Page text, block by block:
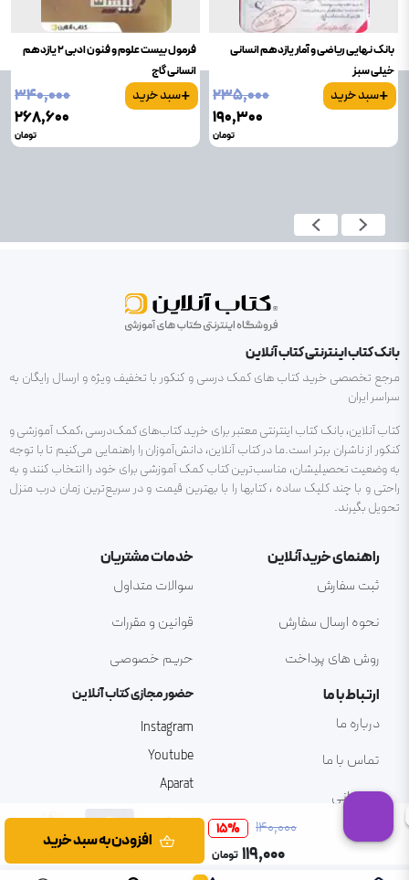
۱۴۰٬۰۰۰ 15%
۱۱۹٬۰۰۰ تومان
افزودن به سبد خرید
بانک نهایی ریاضی و آمار یازدهم انسانی
خیلی سبز
+سبد خرید
۲۳۵٬۰۰۰
۱۹۰٬۳۰۰
تومان
فرمول بیست علوم و فنون ادبی 2 یازدهم
انسانی گاج
+سبد خرید
۳۴۰٬۰۰۰
۲۶۸٬۶۰۰
تومان
بانک کتاب اینترنتی کتاب آنلاین
مرجع تخصصی خرید کتاب های کمک درسی و کنکور با تخفیف ویژه و ارسال رایگان به
سراسر ایران
کتاب آنلاین، بانک کتاب اینترنتی معتبر برای خرید کتاب‌های کمک‌درسی ،کمک آموزشی و
کنکور از ناشران برتر است.ما در کتاب آنلاین، دانش‌آموزان را راهنمایی می‌کنیم تا با توجه
به وضعیت تحصیلیشان، مناسب‌ترین کتاب کمک آموزشی برای خود را انتخاب کنند و به
راحتی و با چند کلیک ساده ، کتابها را با بهترین قیمت و در سریع‌ترین زمان درب منزل
تحویل بگیرند.
راهنمای خرید آنلاین
ثبت سفارش
نحوه ارسال سفارش
روش های پرداخت
خدمات مشتریان
سوالات متداول
قوانین و مقررات
حریم خصوصی
ارتباط با ما
درباره ما
تماس با ما
پشتیبانی
حضور مجازی کتاب آنلاین
Instagram
Youtube
Aparat